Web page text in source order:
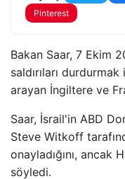
Pinterest
Bakan Saar, 7 Ekim
saldırıları
arayan İngiltere ve
Saar, İsrail'in ABD
Steve Witkoff
onayladığını, ancak
söyledi.